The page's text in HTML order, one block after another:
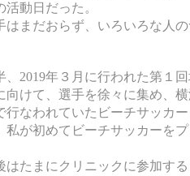
動日だった。
はまだおらず、いろいろな人
、2019年３月に行われた第１
向けて、選手を徐々に集め、
行なわれていたビーチサッカ
私が初めてビーチサッカーを
はたまにクリニックに参加す